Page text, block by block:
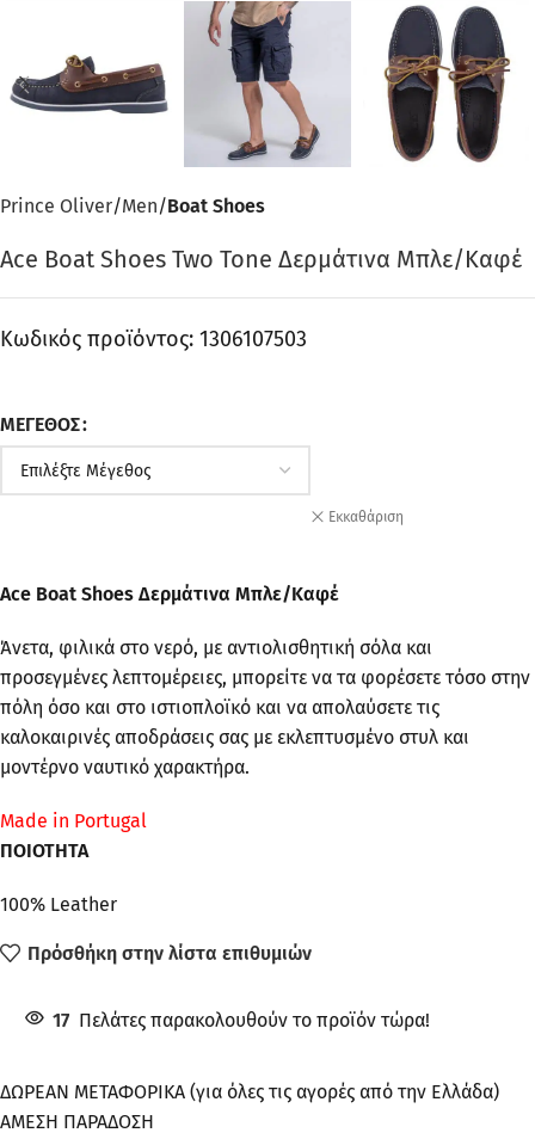
Prince Oliver Men Boat Shoes
Ace Boat Shoes Two Tone Δερμάτινα Μπλε/Καφέ
Κωδικός προϊόντος: 1306107503
ΜΈΓΕΘΟΣ
Εκκαθάριση
Ace Boat Shoes Δερμάτινα Μπλε/Καφέ
Άνετα, φιλικά στο νερό, με αντιολισθητική σόλα και
προσεγμένες λεπτομέρειες, μπορείτε να τα φορέσετε τόσο στην
πόλη όσο και στο ιστιοπλοϊκό και να απολαύσετε τις
καλοκαιρινές αποδράσεις σας με εκλεπτυσμένο στυλ και
μοντέρνο ναυτικό χαρακτήρα.
Made in Portugal
ΠΟΙΟΤΗΤΑ
100% Leather
Πρόσθήκη στην λίστα επιθυμιών
17 Πελάτες παρακολουθούν το προϊόν τώρα!
ΔΩΡΕΑΝ ΜΕΤΑΦΟΡΙΚΑ (για όλες τις αγορές από την Ελλάδα)
ΑΜΕΣΗ ΠΑΡΑΔΟΣΗ